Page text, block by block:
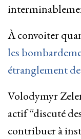
À convoiter
les
étranglement
Volodymyr
actif “discuté
contribuer à